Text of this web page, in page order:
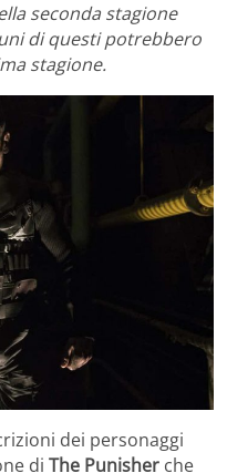
seconda stagione
di questi potrebbero
stagione.
dei personaggi
di The Punisher che